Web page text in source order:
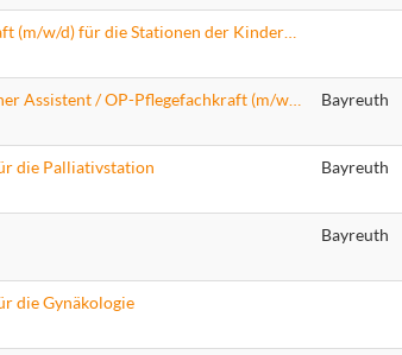
Bayreuth
die Palliativstation
Bayreuth
Bayreuth
die Gynäkologie